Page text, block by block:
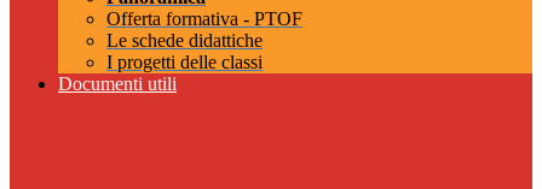
Offerta formativa - PTOF
Le schede didattiche
I progetti delle classi
Documenti utili